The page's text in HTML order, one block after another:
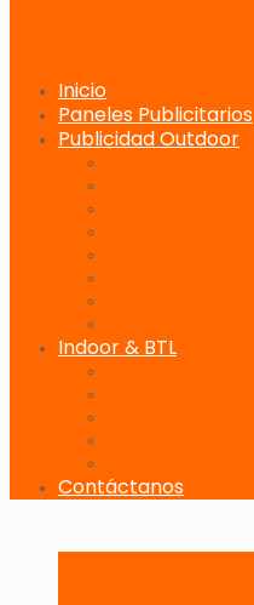
Inicio
Paneles Publicitarios
Publicidad Outdoor
Indoor & BTL
Contáctanos